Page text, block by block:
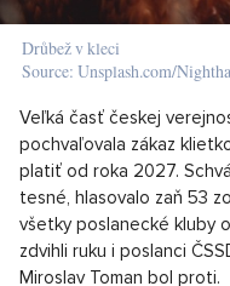
Drůbež v kleci
Source: Unsplash.com/
Veľká časť českej
pochvaľovala zákaz
platiť od roka 2027.
tesné, hlasovalo zaň 53
všetky poslanecké kluby
zdvihli ruku i poslanci
Miroslav Toman bol proti.